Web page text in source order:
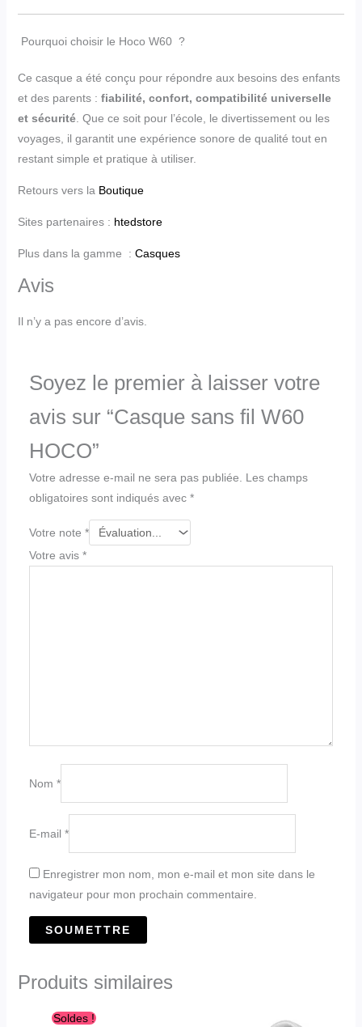
Pourquoi choisir le Hoco W60 ?
Ce casque a été conçu pour répondre aux besoins des enfants
et des parents : fiabilité, confort, compatibilité universelle
et sécurité. Que ce soit pour l’école, le divertissement ou les
voyages, il garantit une expérience sonore de qualité tout en
restant simple et pratique à utiliser.
Retours vers la Boutique
Sites partenaires : htedstore
Plus dans la gamme : Casques
Avis
Il n’y a pas encore d’avis.
Soyez le premier à laisser votre
avis sur “Casque sans fil W60
HOCO”
Votre adresse e-mail ne sera pas publiée.
Les champs
obligatoires sont indiqués avec *
Votre note *
Votre avis *
Nom *
E-mail *
Enregistrer mon nom, mon e-mail et mon site dans le
navigateur pour mon prochain commentaire.
Produits similaires
Soldes !
Le